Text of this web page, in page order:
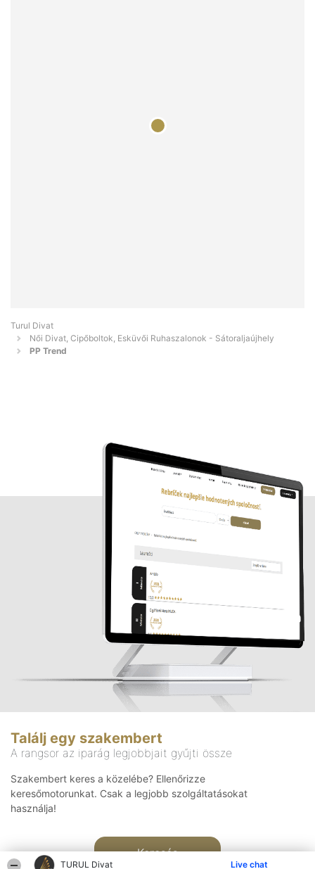
TURUL Divat Live chat
Turul Divat
Női Divat, Cipőboltok, Esküvői Ruhaszalonok - Sátoraljaújhely
PP Trend
Találj egy szakembert
A rangsor az iparág legjobbjait gyűjti össze
Szakembert keres a közelébe? Ellenőrizze
keresőmotorunkat. Csak a legjobb szolgáltatásokat
használja!
Keresés